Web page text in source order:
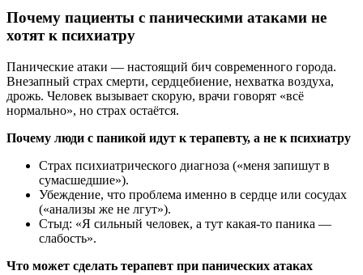
Почему пациенты с паническими атаками не
хотят к психиатру
Панические атаки — настоящий бич современного города.
Внезапный страх смерти, сердцебиение, нехватка воздуха,
дрожь. Человек вызывает скорую, врачи говорят «всё
нормально», но страх остаётся.
Почему люди с паникой идут к терапевту, а не к психиатру
Страх психиатрического диагноза («меня запишут в
сумасшедшие»).
Убеждение, что проблема именно в сердце или сосудах
(«анализы же не лгут»).
Стыд: «Я сильный человек, а тут какая‑то паника —
слабость».
Что может сделать терапевт при панических атаках